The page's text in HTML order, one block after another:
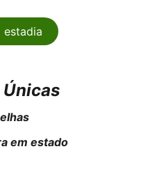
abelhas
em estado
estadia